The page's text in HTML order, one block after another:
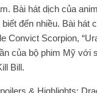
Bài hát dịch của
đến nhiều. Bài hát
Convict Scorpion,
của bộ phim Mỹ với
Bill.
& Highlights: